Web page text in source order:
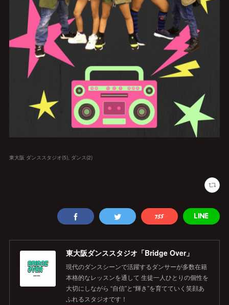
東大阪 ダンススタジオ(5) ダンス (2)
東大阪ダンススタジオ「Bridge Over」
現代のダンスシーンで活躍するダンサーが多数在籍
本格的なレッスンを通して 生徒一人ひとりの個性を
大切にしながら “自信”と“輝き”を育てていく笑顔あ
ふれるスタジオです！